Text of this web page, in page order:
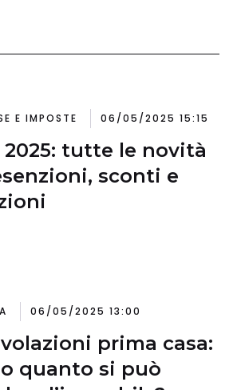
E IMPOSTE 06/05/2025 15:15
2025: tutte le novità
sconti e
06/05/2025 13:00
prima casa:
quanto si può